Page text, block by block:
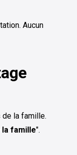
Aucun
la famille.
la famille".